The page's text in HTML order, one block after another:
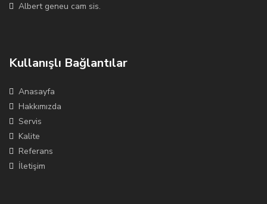
Albert geneu cam sis.
Kullanışlı Bağlantılar
Anasayfa
Hakkımızda
Servis
Kalite
Referans
İletişim